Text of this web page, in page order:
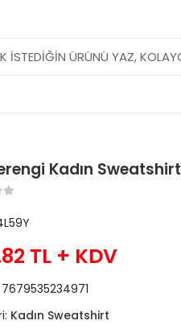
Kadın Sweatshirt
TL + KDV
7679535234971
Kadın Sweatshirt